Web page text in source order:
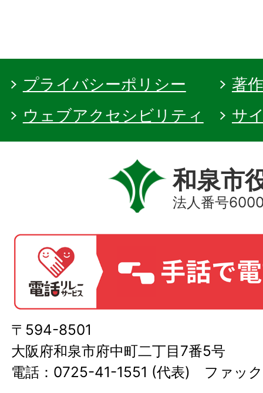
プライバシーポリシー
著
ウェブアクセシビリティ
サ
和泉市
法人番号
〒594-8501
大阪府和泉市府中町二丁目7番5号
電話：0725-41-1551 (代表) ファッ